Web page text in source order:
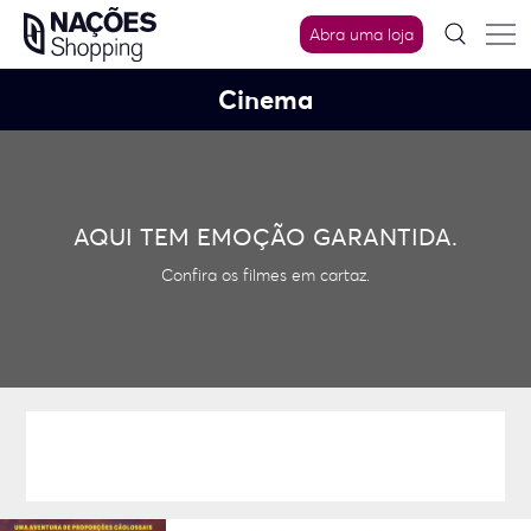
Skip
content
Abra uma loja
Cinema
AQUI TEM EMOÇÃO GARANTIDA.
Confira os filmes em cartaz.